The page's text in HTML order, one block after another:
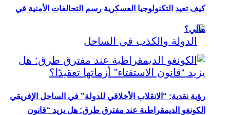
رؤية نقدية: “الانقلاب الأخلاقي للدولة” في الساحل الإفريقي
كيف تعيد التكنولوجيا العسكرية رسم التحالفات الأمنية في
مالي؟
الكونغو الديمقراطية عند مفترق طرق: هل يزيد “قانون